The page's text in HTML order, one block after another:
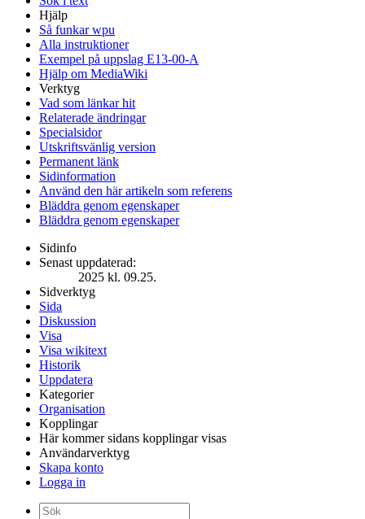
Hjälp
Så funkar wpu
Alla instruktioner
Exempel på uppslag E13-00-A
Hjälp om MediaWiki
Verktyg
Vad som länkar hit
Relaterade ändringar
Specialsidor
Utskriftsvänlig version
Permanent länk
Sidinformation
Använd den här artikeln som referens
Bläddra genom egenskaper
Bläddra genom egenskaper
Sidinfo
Senast uppdaterad:
2025 kl. 09.25.
Sidverktyg
Sida
Diskussion
Visa
Visa wikitext
Historik
Uppdatera
Kategorier
Organisation
Kopplingar
Här kommer sidans kopplingar visas
Användarverktyg
Skapa konto
Logga in